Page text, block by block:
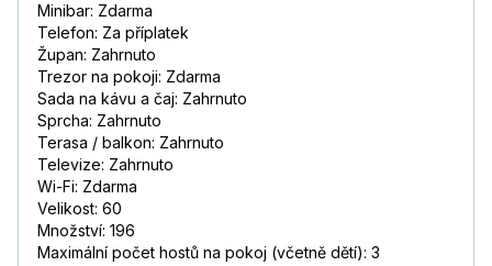
Minibar: Zdarma
Telefon: Za příplatek
Župan: Zahrnuto
Trezor na pokoji: Zdarma
Sada na kávu a čaj: Zahrnuto
Sprcha: Zahrnuto
Terasa / balkon: Zahrnuto
Televize: Zahrnuto
Wi-Fi: Zdarma
Velikost: 60
Množství: 196
Maximální počet hostů na pokoj (včetně dětí): 3